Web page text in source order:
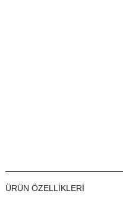
ÜRÜN ÖZELLIKLERI